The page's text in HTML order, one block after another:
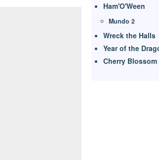
Ham'O'Ween
Mundo 2
Wreck the Halls
Year of the
Cherry Blossom